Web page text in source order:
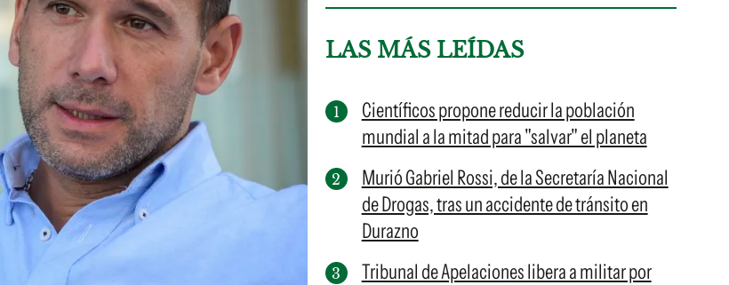
LAS MÁS LEÍDAS
Científicos propone reducir la población
mundial a la mitad para "salvar" el planeta
Murió Gabriel Rossi, de la Secretaría Nacional
de Drogas, tras un accidente de tránsito en
Durazno
Tribunal de Apelaciones libera a militar por